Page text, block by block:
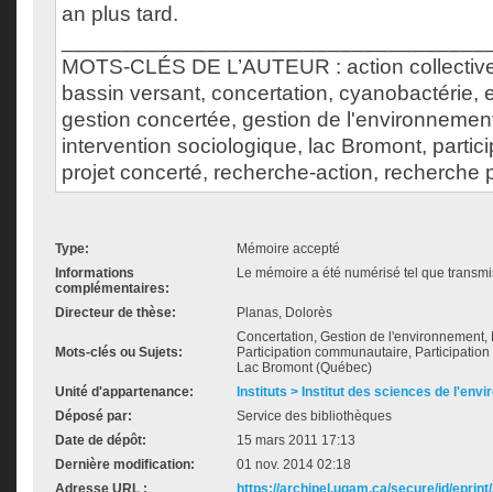
an plus tard.
MOTS-CLÉS DE L’AUTEUR : action
bassin versant, concertation, cyanobactérie,
gestion concertée, gestion de
intervention sociologique, lac Bromont,
projet concerté, recherche-action, recherche
Type:
Mémoire accepté
Informations
complémentaires:
Le mémoire a été numérisé tel que
Directeur de thèse: Planas, Dolorès
Mots-clés ou Sujets:
Concertation, Gestion de
Participation communautaire,
Lac Bromont (Québec)
Unité d'appartenance:
Instituts > Institut des sciences de
Déposé par:
Service des bibliothèques
Date de dépôt:
15 mars 2011 17:13
Dernière modification:
01 nov. 2014 02:18
Adresse URL :
https://archipel.uqam.ca/secure/id/